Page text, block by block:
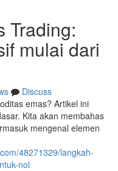
Trading:
mulai dari
Discuss
emas? Artikel ini
Kita akan membahas
mengenal elemen
48271329/langkah-
nol